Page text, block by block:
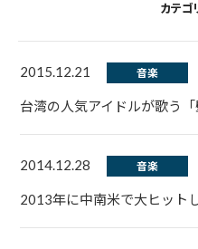
カテゴ
2015.12.21 音楽
台湾の人気アイドルが歌う「
2014.12.28 音楽
2013年に中南米で大ヒット